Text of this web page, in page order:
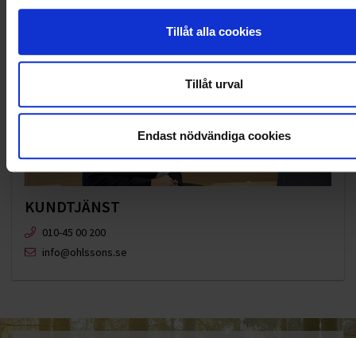
Tillåt alla cookies
Tillåt urval
Endast nödvändiga cookies
KUNDTJÄNST
010-45 00 200​
info@ohlssons.se